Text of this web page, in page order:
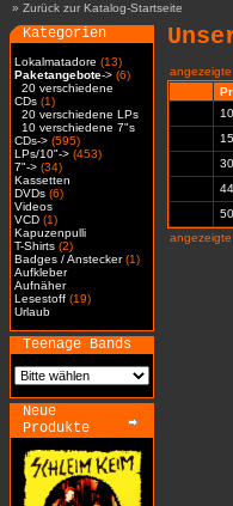
» Zurück zur Katalog-Startseite
Kategorien
Lokalmatadore (13)
Paketangebote-> (6)
20 verschiedene
CDs (1)
20 verschiedene LPs
10 verschiedene 7"s
CDs-> (595)
LPs/10"-> (453)
7"-> (34)
Kassetten
DVDs (6)
Videos
VCD (1)
Kapuzenpulli
T-Shirts (2)
Badges / Anstecker(1)
Aufkleber
Aufnäher
Lesestoff (19)
Urlaub
Teenage Bands
Neue
Produkte